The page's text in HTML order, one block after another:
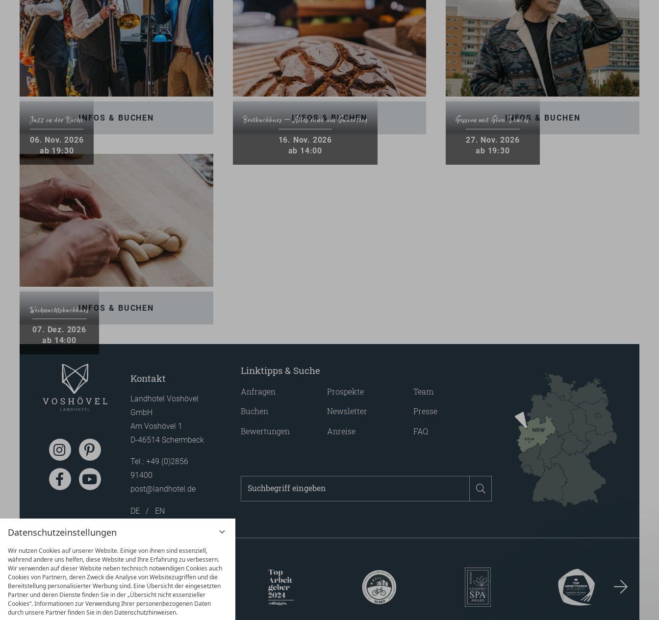
Datenschutzeinstellungen
Wir nutzen Cookies auf unserer Website. Einige von ihnen sind essenziell,
während andere uns helfen, diese Website und Ihre Erfahrung zu verbessern.
Wir verwenden auf dieser Website neben technisch notwendigen Cookies auch
Cookies von Partnern, deren Zweck die Analyse von Websitezugriffen und die
Bereitstellung personalisierter Werbung sind. Eine Übersicht der eingesetzten
Partner und deren Dienste finden Sie in der „Übersicht nicht essenzieller
Cookies“. Informationen zur Verwendung Ihrer personenbezogenen Daten
durch unsere Partner finden Sie in den Datenschutzhinweisen.
Jazz in der Küche
06. Nov.2026
ab 19:30
INFOS & BUCHEN Brotbackkurs – Alles rund um Sauerteig
16. Nov. 2026
ab 14:00
INFOS & BUCHEN Session mit Slow Leaves
27. Nov.2026
ab 19:30
INFOS & BUCHEN
Weihnachtsbackkurs
07. Dez. 2026
ab 14:00
INFOS & BUCHEN
Kontakt
Landhotel Voshövel
GmbH
Am Voshövel 1
D-46514 Schermbeck
Tel.: +49 (0)2856
91400
post@landhotel.de
DE EN
Linktipps & Suche
Anfragen
Buchen
Bewertungen
Prospekte
Newsletter
Anreise
Team
Presse
FAQ